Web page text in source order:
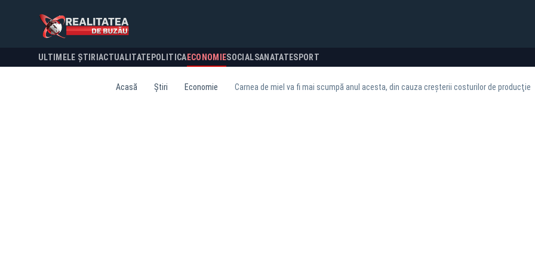
ULTIMELE ȘTIRI ACTUALITATE POLITICA ECONOMIESOCIALSANATATESPORT
Acasă Știri Economie Carnea de miel va fi mai scumpă anul acesta, din cauza creşterii costurilor de producţie